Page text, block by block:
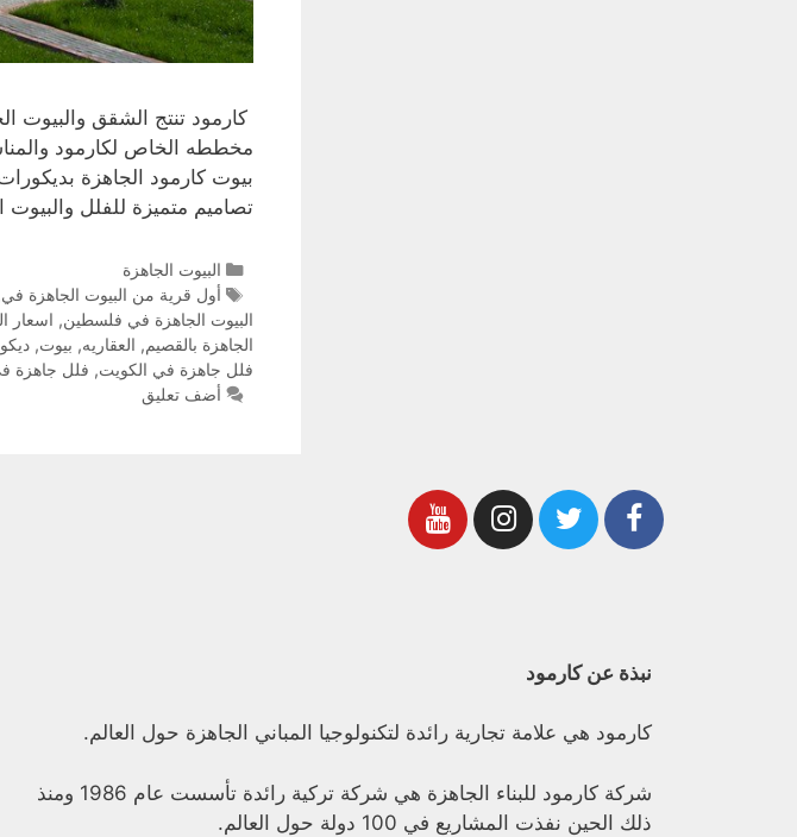
كارمود تنتج الشقق والبيوت
مخططه الخاص لكارمود
بيوت كارمود الجاهزة
تصاميم متميزة للفلل
البيوت الجاهزة
أول قرية من البيوت الجاهزة في
البيوت الجاهزة في فلسطين, اسعار
الجاهزة بالقصيم, العقاريه, بيوت,
فلل جاهزة في الكويت, فلل جاهزة
أضف تعليق
نبذة عن كارمود
كارمود هي علامة تجارية رائدة لتكنولوجيا المباني الجاهزة حول العالم.
شركة كارمود للبناء الجاهزة هي شركة تركية رائدة تأسست عام 1986 ومنذ
ذلك الحين نفذت المشاريع في 100 دولة حول العالم.